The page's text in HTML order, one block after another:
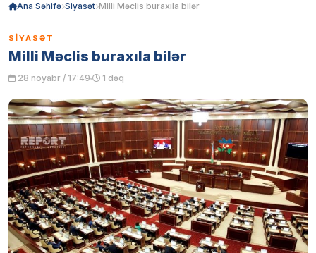
Ana Səhifə Siyasət Milli Məclis buraxıla bilər
SIYASƏT
Milli Məclis buraxıla bilər
28 noyabr / 17:49 1 dəq